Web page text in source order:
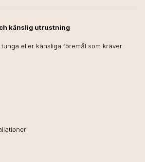
känslig utrustning
eller känsliga föremål som kräver